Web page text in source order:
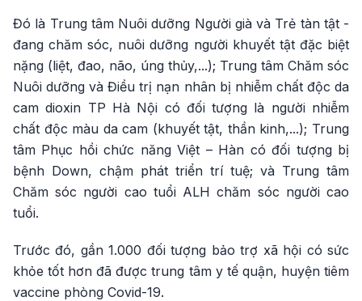
Đó là Trung tâm Nuôi dưỡng Người già và Trẻ tàn tật -
đang chăm sóc, nuôi dưỡng người khuyết tật đặc biệt
nặng (liệt, đao, não, úng thủy,...); Trung tâm Chăm sóc
Nuôi dưỡng và Điều trị nạn nhân bị nhiễm chất độc da
cam dioxin TP Hà Nội có đối tượng là người nhiễm
chất độc màu da cam (khuyết tật, thần kinh,...); Trung
tâm Phục hồi chức năng Việt – Hàn có đối tượng bị
bệnh Down, chậm phát triển trí tuệ; và Trung tâm
Chăm sóc người cao tuổi ALH chăm sóc người cao
tuổi.
Trước đó, gần 1.000 đối tượng bảo trợ xã hội có sức
khỏe tốt hơn đã được trung tâm y tế quận, huyện tiêm
vaccine phòng Covid-19.